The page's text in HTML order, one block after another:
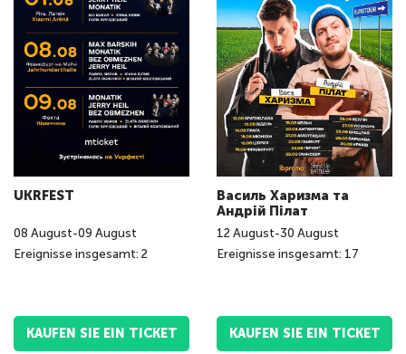
UKRFEST
08 August-09 August
Ereignisse insgesamt: 2
KAUFEN SIE EIN TICKET
Василь Харизма та
Андрій Пілат
12August-30 August
Ereignisse insgesamt: 17
KAUFEN SIE EIN TICKET